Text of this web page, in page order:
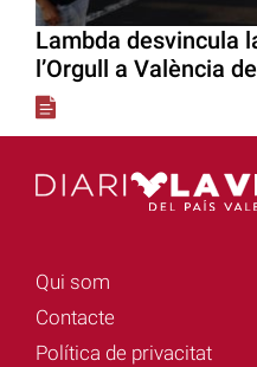
Lambda desvincula
l’Orgull a València
Qui som
Contacte
Política de privacitat